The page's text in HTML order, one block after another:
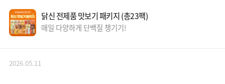
닭신 전제품 맛보기 패키지 (총23팩)
매일 다양하게 단백질 챙기기!
2026.05.11